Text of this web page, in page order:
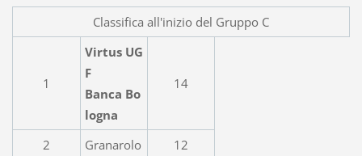
Classifica all'inizio del Gruppo C
1
Virtus UG
F
Banca Bo
logna
14
2 Granarolo 12